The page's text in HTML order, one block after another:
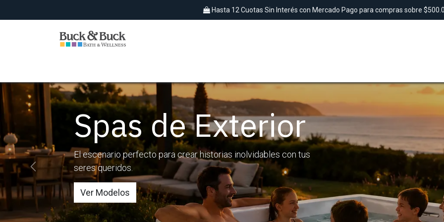
Hasta 12 Cuotas Sin Interés con Mercado Pago para compras sobre
Spas de Exterior
El escenario perfecto para crear historias inolvidables con tus
seres queridos.
Ver Modelos
Anterior